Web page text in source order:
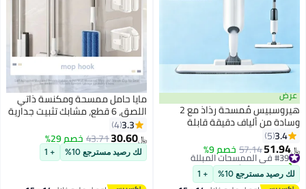
هيروسبيس مُمسحة رذاذ مع 2
دقيقة قابلة
تنظيف بخزان ماء
قابل لإعادة تعبئته سعة 350 ملليلتر
من السيراميك
المطبخ المنزلي
خصم 9%
10%
+ 1
مايا حامل ممسحة ومكنسة ذاتي
اللصق، 6 قطع، مشابك تثبيت جدارية
للممسحة والمكنسة بدون حفر،
للحمام والمطبخ والحديقة والجراج
وغرفة الغسيل
3.3
43.71خصم 29%
لك رصيد مسترجع 10% + 1